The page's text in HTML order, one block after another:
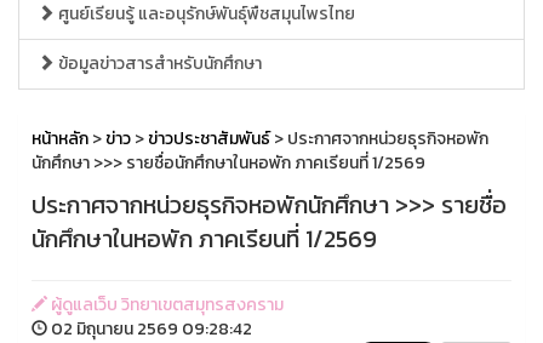
ศูนย์เรียนรู้ และอนุรักษ์พันธุ์พืชสมุนไพรไทย
ข้อมูลข่าวสารสำหรับนักศึกษา
หน้าหลัก>ข่าว>ข่าวประชาสัมพันธ์> ประกาศจากหน่วยธุรกิจหอพัก
นักศึกษา >>> รายชื่อนักศึกษาในหอพัก ภาคเรียนที่ 1/2569
ประกาศจากหน่วยธุรกิจหอพักนักศึกษา >>> รายชื่อ
นักศึกษาในหอพัก ภาคเรียนที่ 1/2569
ผู้ดูแลเว็บ วิทยาเขตสมุทรสงคราม
02 มิถุนายน 2569 09:28:42